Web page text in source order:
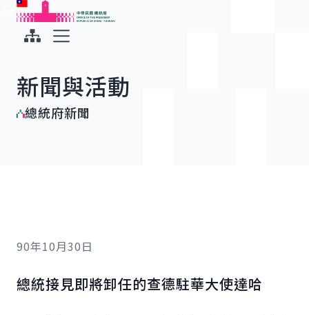
跳到主要內容
中華民國總統府
新聞與活動
總統府新聞
90年10月30日
總統接見即將卸任的查德駐華大使達哈